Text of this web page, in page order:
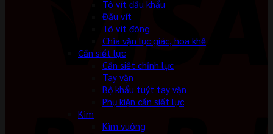
Tô vít đầu khẩu
Đầu vít
Tô vít đóng
Chìa vặn lục giác, hoa khế
Cần siết lực
Cần siết chỉnh lực
Tay vặn
Bộ khẩu tuýt tay vặn
Phụ kiện cần siết lực
Kìm
Kìm vuông